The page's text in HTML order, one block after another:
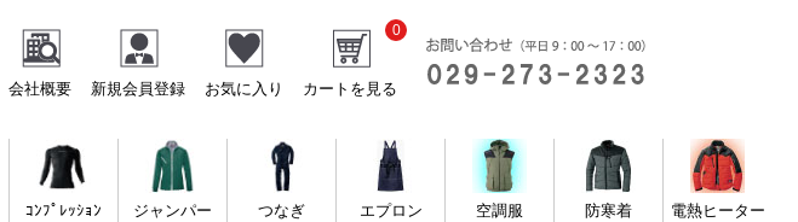
会社概要 新規会員登録 お気に入り
0
カートを見る
ｺﾝﾌﾟﾚｯｼｮﾝ ジャンパー つなぎ エプロン 空調服 防寒着 電熱ヒーター